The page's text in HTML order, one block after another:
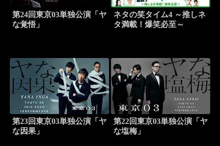
第24回東京03単独公演「ヤ
な覚悟」
ネタの笑タイム4 ～推しネ
タ満載！爆笑必至～
第23回東京03単独公演「ヤ
な因果」
第22回東京03単独公演「ヤ
な塩梅」